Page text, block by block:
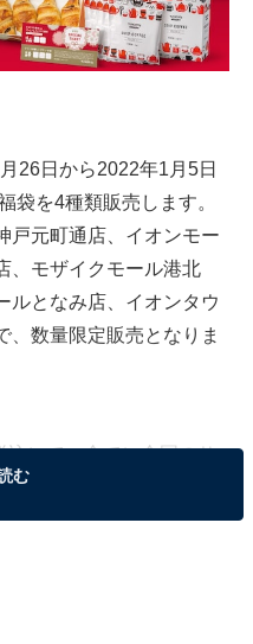
26日から2022年1月5日
袋を4種類販売します。
戸元町通店、イオンモー
、モザイクモール港北
ルとなみ店、イオンタウ
、数量限定販売となりま
）で、全てに全国のサ
ペシャルチケット（ドリ
コクロorプレミアムチョ
む